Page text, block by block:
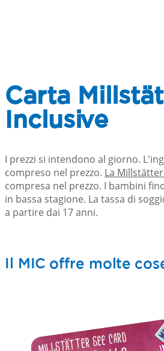
Carta
Inclusive
I prezzi si intendono al giorno.
compreso nel prezzo. La
compresa nel prezzo. I bambini
in bassa stagione. La tassa di
a partire dai 17 anni.
Il MIC offre molte